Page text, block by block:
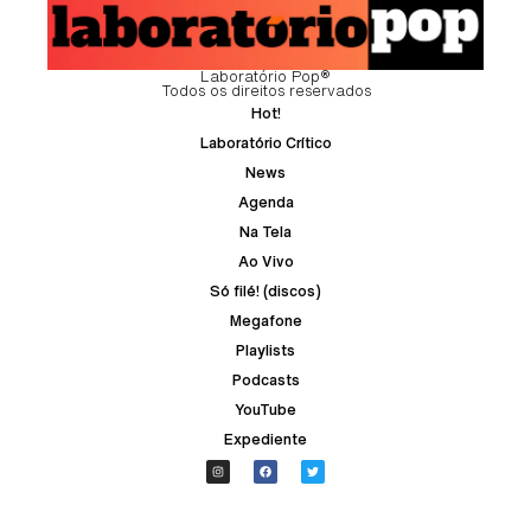
Laboratório Pop®
Todos os direitos reservados
Hot!
Laboratório Crítico
News
Agenda
Na Tela
Ao Vivo
Só filé! (discos)
Megafone
Playlists
Podcasts
YouTube
Expediente